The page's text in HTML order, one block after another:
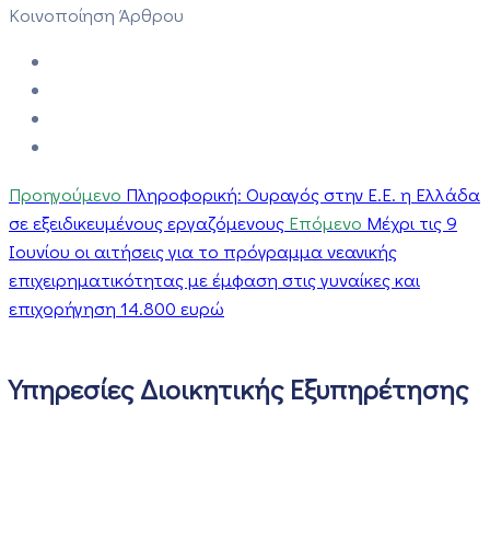
Κοινοποίηση Άρθρου
Προηγούμενο Πληροφορική: Ουραγός στην Ε.Ε. η Ελλάδα
σε εξειδικευμένους εργαζόμενους Επόμενο Μέχρι τις 9
Ιουνίου οι αιτήσεις για το πρόγραμμα νεανικής
επιχειρηματικότητας με έμφαση στις γυναίκες και
επιχορήγηση 14.800 ευρώ
Υπηρεσίες Διοικητικής Εξυπηρέτησης